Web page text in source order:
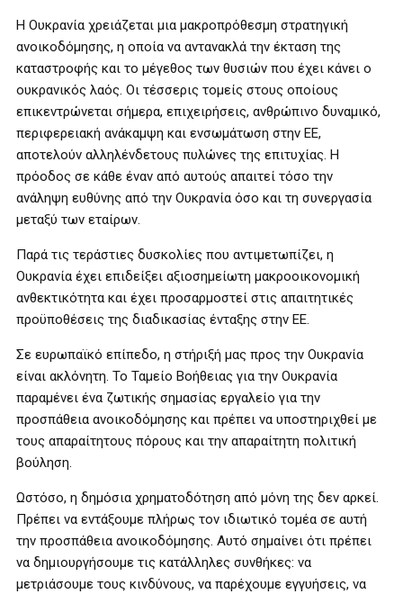
Η Ουκρανία χρειάζεται μια μακροπρόθεσμη στρατηγική
ανοικοδόμησης, η οποία να αντανακλά την έκταση της
καταστροφής και το μέγεθος των θυσιών που έχει κάνει ο
ουκρανικός λαός. Οι τέσσερις τομείς στους οποίους
επικεντρώνεται σήμερα, επιχειρήσεις, ανθρώπινο δυναμικό,
περιφερειακή ανάκαμψη και ενσωμάτωση στην ΕΕ,
αποτελούν αλληλένδετους πυλώνες της επιτυχίας. Η
πρόοδος σε κάθε έναν από αυτούς απαιτεί τόσο την
ανάληψη ευθύνης από την Ουκρανία όσο και τη συνεργασία
μεταξύ των εταίρων.
Παρά τις τεράστιες δυσκολίες που αντιμετωπίζει, η
Ουκρανία έχει επιδείξει αξιοσημείωτη μακροοικονομική
ανθεκτικότητα και έχει προσαρμοστεί στις απαιτητικές
προϋποθέσεις της διαδικασίας ένταξης στην ΕΕ.
Σε ευρωπαϊκό επίπεδο, η στήριξή μας προς την Ουκρανία
είναι ακλόνητη. Το Ταμείο Βοήθειας για την Ουκρανία
παραμένει ένα ζωτικής σημασίας εργαλείο για την
προσπάθεια ανοικοδόμησης και πρέπει να υποστηριχθεί με
τους απαραίτητους πόρους και την απαραίτητη πολιτική
βούληση.
Ωστόσο, η δημόσια χρηματοδότηση από μόνη της δεν αρκεί.
Πρέπει να εντάξουμε πλήρως τον ιδιωτικό τομέα σε αυτή
την προσπάθεια ανοικοδόμησης. Αυτό σημαίνει ότι πρέπει
να δημιουργήσουμε τις κατάλληλες συνθήκες: να
μετριάσουμε τους κινδύνους, να παρέχουμε εγγυήσεις, να